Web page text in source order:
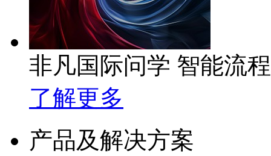
非凡国际问学 智能流
了解更多
产品及解决方案